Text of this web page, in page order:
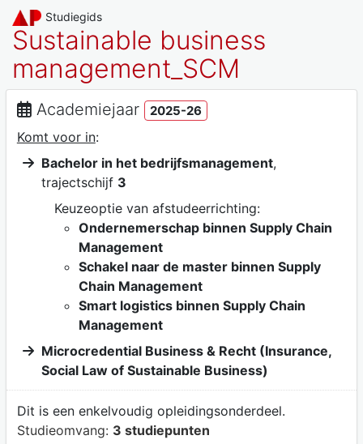
Studiegids
Sustainable business
management_SCM
Academiejaar 2025-26
Komt voor in:
Bachelor in het bedrijfsmanagement,
trajectschijf 3
Keuzeoptie van afstudeerrichting:
Ondernemerschap binnen Supply Chain
Management
Schakel naar de master binnen Supply
Chain Management
Smart logistics binnen Supply Chain
Management
Microcredential Business & Recht (Insurance,
Social Law of Sustainable Business)
Dit is een enkelvoudig opleidingsonderdeel.
Studieomvang: 3 studiepunten